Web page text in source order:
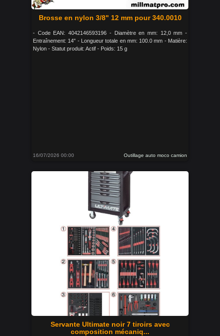
Brosse en nylon 3/8" 12 mm pour 340.0010
- Code EAN: 4042146593196 - Diamètre en mm: 12,0 mm -
Entraînement: 14" - Longueur totale en mm: 100.0 mm - Matière:
Nylon - Statut produit: Actif - Poids: 15 g
16/07/2026 00:00 Outillage auto moco camion
Servante Ultimate noir 7 tiroirs avec
composition mécaniq...